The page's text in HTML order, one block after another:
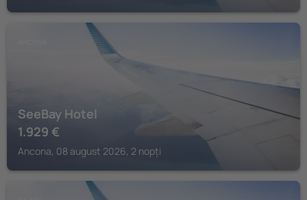
SeeBay Hotel
1.929 €
Ancona, 08 august 2026, 2 nopți